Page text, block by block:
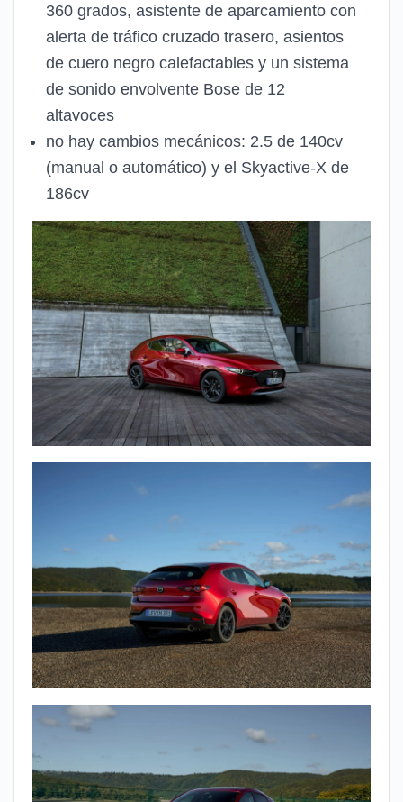
360 ​​grados, asistente de aparcamiento con
alerta de tráfico cruzado trasero, asientos
de cuero negro calefactables y un sistema
de sonido envolvente Bose de 12
altavoces
no hay cambios mecánicos: 2.5 de 140cv
(manual o automático) y el Skyactive-X de
186cv